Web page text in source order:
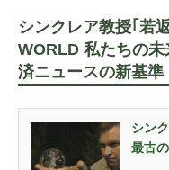
シンクレア教授｢若
WORLD 私たちの
済ニュースの新基準
シン
最古